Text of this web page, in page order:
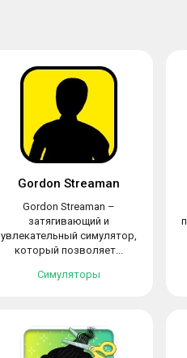
Gordon Streaman
Gordon Streaman –
затягивающий и
увлекательный симулятор,
который позволяет...
Симуляторы